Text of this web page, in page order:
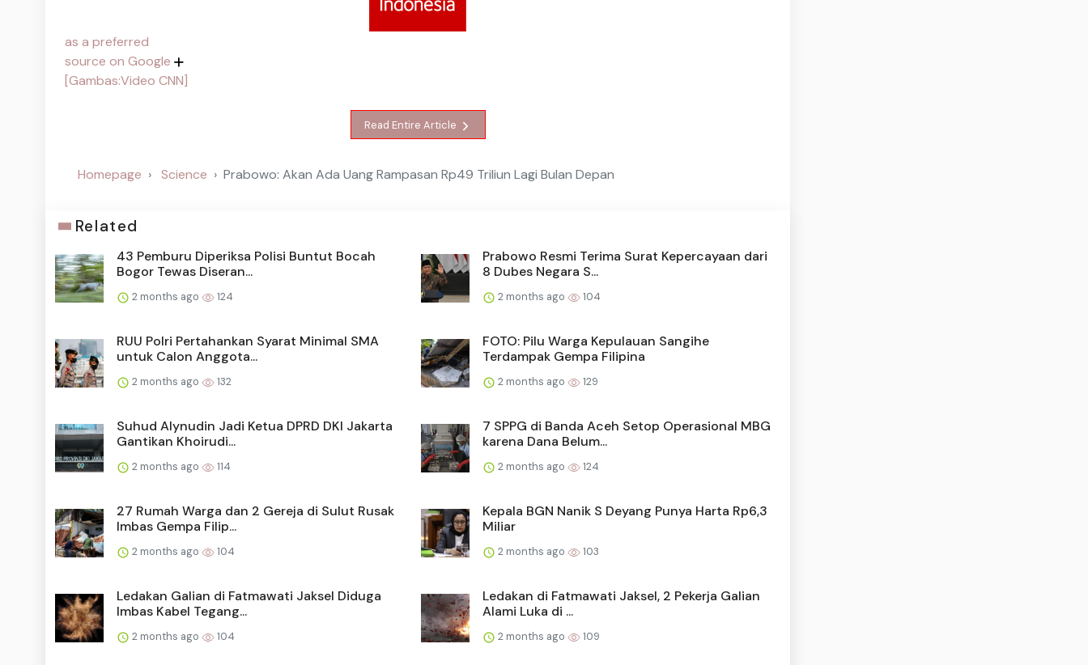
as a preferred
source on Google
[Gambas:Video CNN]
Read Entire Article
Homepage Science Prabowo: Akan Ada Uang Rampasan Rp49 Triliun Lagi Bulan Depan
Related
43 Pemburu Diperiksa Polisi Buntut Bocah
Bogor Tewas Diseran...
2 months ago 124
Prabowo Resmi Terima Surat Kepercayaan dari
8 Dubes Negara S...
2 months ago 104
RUU Polri Pertahankan Syarat Minimal SMA
untuk Calon Anggota...
2 months ago 132
FOTO: Pilu Warga Kepulauan Sangihe
Terdampak Gempa Filipina
2 months ago 129
Suhud Alynudin Jadi Ketua DPRD DKI Jakarta
Gantikan Khoirudi...
2 months ago 114
7 SPPG di Banda Aceh Setop Operasional MBG
karena Dana Belum...
2 months ago 124
27 Rumah Warga dan 2 Gereja di Sulut Rusak
Imbas Gempa Filip...
2 months ago 104
Kepala BGN Nanik S Deyang Punya Harta Rp6,3
Miliar
2 months ago 103
Ledakan Galian di Fatmawati Jaksel Diduga
Imbas Kabel Tegang...
2 months ago 104
Ledakan di Fatmawati Jaksel, 2 Pekerja Galian
Alami Luka di ...
2 months ago 109